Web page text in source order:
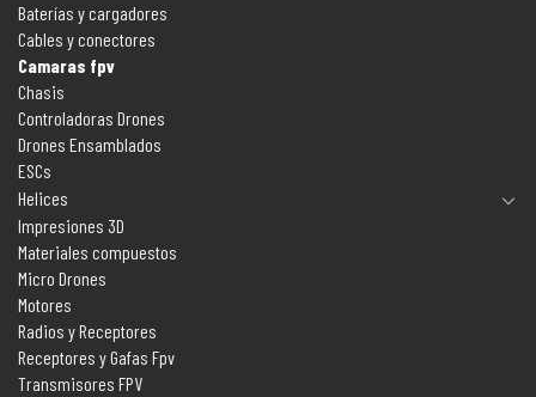
Baterías y cargadores
Cables y conectores
Camaras fpv
Chasis
Controladoras Drones
Drones Ensamblados
ESCs
Helices
Impresiones 3D
Materiales compuestos
Micro Drones
Motores
Radios y Receptores
Receptores y Gafas Fpv
Transmisores FPV